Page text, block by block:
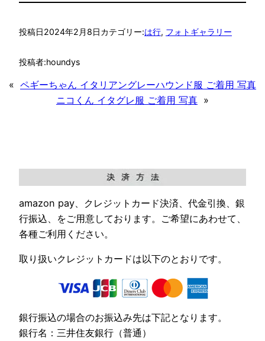
投稿日2024年2月8日カテゴリー:は行, フォトギャラリー
投稿者:houndys
« ペギーちゃん イタリアングレーハウンド服 ご着用 写真
ニコくん イタグレ服 ご着用 写真 »
amazon pay、クレジットカード決済、代金引換、銀
行振込、をご用意しております。ご希望にあわせて、
各種ご利用ください。
取り扱いクレジットカードは以下のとおりです。
銀行振込の場合のお振込み先は下記となります。
銀行名：三井住友銀行（普通）